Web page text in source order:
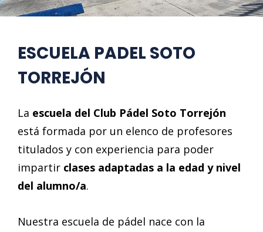
ESCUELA PADEL SOTO
TORREJÓN
La escuela del Club Pádel Soto Torrejón
está formada por un elenco de profesores
titulados y con experiencia para poder
impartir clases adaptadas a la edad y nivel
del alumno/a.
Nuestra escuela de pádel nace con la